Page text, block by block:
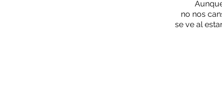
no nos
se ve al